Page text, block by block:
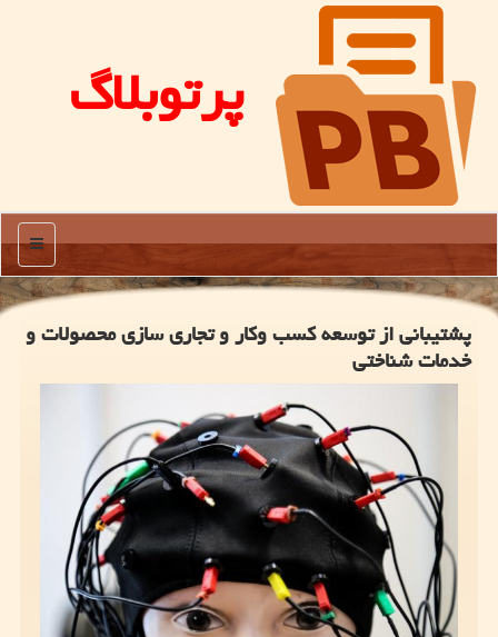
پرتوبلاگ
منو
پشتیبانی از توسعه کسب وکار و تجاری سازی محصولات و
خدمات شناختی